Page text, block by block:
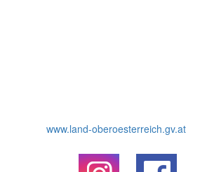
www.land-oberoesterreich.gv.at